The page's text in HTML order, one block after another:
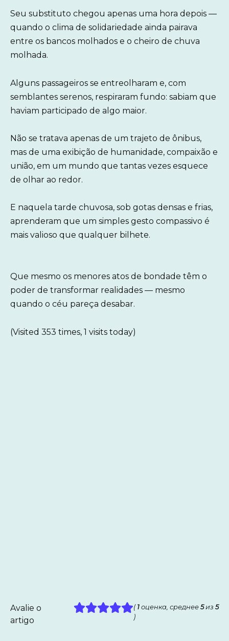
Seu substituto chegou apenas uma hora depois —
quando o clima de solidariedade ainda pairava
entre os bancos molhados e o cheiro de chuva
molhada.
Alguns passageiros se entreolharam e, com
semblantes serenos, respiraram fundo: sabiam que
haviam participado de algo maior.
Não se tratava apenas de um trajeto de ônibus,
mas de uma exibição de humanidade, compaixão e
união, em um mundo que tantas vezes esquece
de olhar ao redor.
E naquela tarde chuvosa, sob gotas densas e frias,
aprenderam que um simples gesto compassivo é
mais valioso que qualquer bilhete.
Que mesmo os menores atos de bondade têm o
poder de transformar realidades — mesmo
quando o céu pareça desabar.
(Visited 353 times, 1 visits today)
Avalie o
artigo
( 1оценка, среднее 5из 5
)